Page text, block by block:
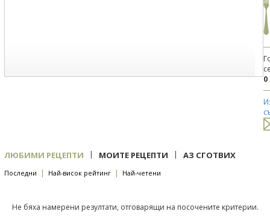
0
ЛЮБИМИ РЕЦЕПТИ | МОИТЕ РЕЦЕПТИ | АЗ СГОТВИХ
Последни | Най-висок рейтинг | Най-четени
Не бяха намерени резултати, отговарящи на посочените критерии.